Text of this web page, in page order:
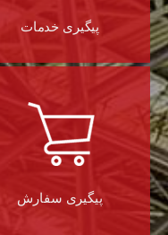
پیگیری خدمات
پیگیری سفارش